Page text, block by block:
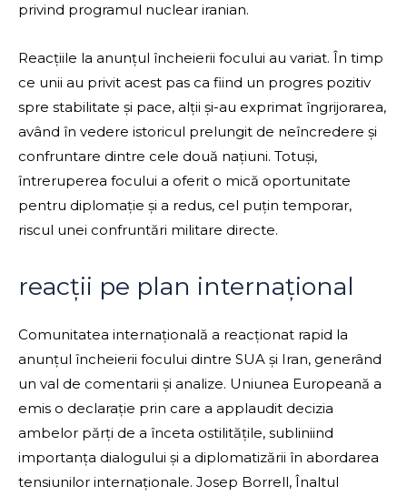
privind programul nuclear iranian.
Reacțiile la anunțul încheierii focului au variat. În timp
ce unii au privit acest pas ca fiind un progres pozitiv
spre stabilitate și pace, alții și-au exprimat îngrijorarea,
având în vedere istoricul prelungit de neîncredere și
confruntare dintre cele două națiuni. Totuși,
întreruperea focului a oferit o mică oportunitate
pentru diplomație și a redus, cel puțin temporar,
riscul unei confruntări militare directe.
reacții pe plan internațional
Comunitatea internațională a reacționat rapid la
anunțul încheierii focului dintre SUA și Iran, generând
un val de comentarii și analize. Uniunea Europeană a
emis o declarație prin care a applaudit decizia
ambelor părți de a înceta ostilitățile, subliniind
importanța dialogului și a diplomatizării în abordarea
tensiunilor internaționale. Josep Borrell, Înaltul